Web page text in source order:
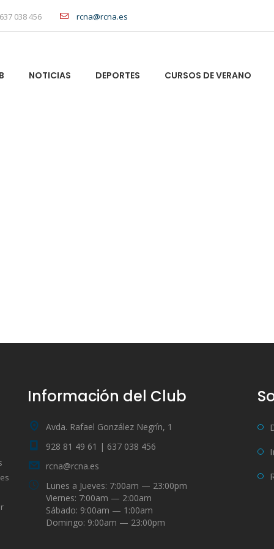
038 456 rcna@rcna.es
NOTICIAS DEPORTES CURSOS DE VERANO
Información del Club
Avda. Rafael González Negrín, 1
928 81 49 61 | 637 038 456
rcna@rcna.es
Lunes a Jueves: 7:00am — 23:00pm
Viernes: 7:00am — 2:00am
Sábado: 9:00am — 1:00am
Domingo: 9:00am — 23:00pm